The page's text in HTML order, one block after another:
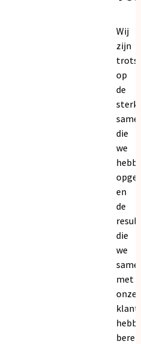
Wij
zijn
trots
op
de
die
we
en
de
die
we
met
onze